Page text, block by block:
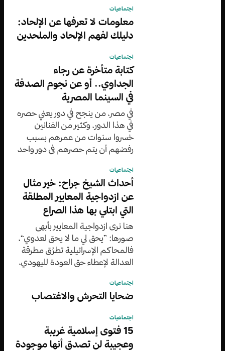
اجتماعيات
معلومات لا تعرفها عن الإلحاد:
دليلك لفهم الإلحاد والملحدين
اجتماعيات
كتابة متأخرة عن رجاء
الجداوي.. أو عن نجوم الصدفة
في السينما المصرية
في مصر، من ينجح في دور يعني حصره
في هذا الدور، وكثير من الفنانين
خسروا سنوات من عمرهم بسبب
رفضهم أن يتم حصرهم في دور واحد
فطال بقاؤها وباتت ”مطلوبة“
اجتماعيات
أحداث الشيخ جراح: خير مثال
عن ازدواجية المعايير المطلقة
التي ابتلي بها هذا الصراع
هنا نرى ازدواجية المعايير بأبهى
صورها: ”يحق لي ما لا يحق لعدوي“،
فالمحاكم الإسرائيلية تطرُق مطرقة
العدالة لإعطاء حق العودة لليهودي،
الفلسطيني
اجتماعيات
ضحايا التحرش والاغتصاب
اجتماعيات
15 فتوى إسلامية غريبة
وعجيبة لن تصدق أنها موجودة